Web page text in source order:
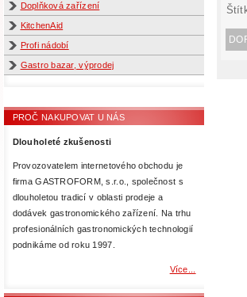
Doplňková zařízení
KitchenAid
Profi nádobí
Gastro bazar, výprodej
PROČ NAKUPOVAT U NÁS
Dlouholeté zkušenosti
Provozovatelem internetového obchodu je
firma GASTROFORM, s.r.o., společnost s
dlouholetou tradicí v oblasti prodeje a
dodávek gastronomického zařízení. Na trhu
profesionálních gastronomických technologií
podnikáme od roku 1997.
Více...